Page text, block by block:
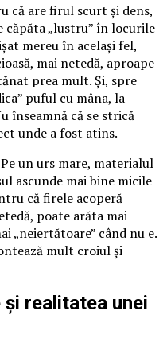
că are firul scurt și dens,
căpăta „lustru” în locurile
mereu în același fel,
mai netedă, aproape
prea mult. Și, spre
puful cu mâna, la
înseamnă că se strică
unde a fost atins.
un urs mare, materialul
ascunde mai bine micile
că firele acoperă
poate arăta mai
„neiertătoare” când nu e.
mult croiul și
realitatea unei